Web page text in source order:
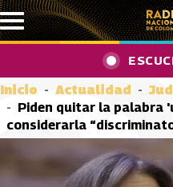
Pasar al contenido principal
Inicio Actualidad
Piden quitar la palabra
considerarla